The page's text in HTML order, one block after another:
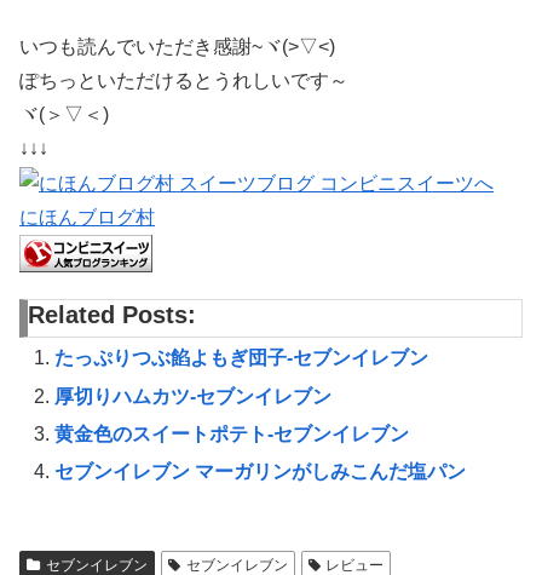
いつも読んでいただき感謝~ヾ(>▽<)
ぽちっといただけるとうれしいです～
ヾ(＞▽＜)
↓↓↓
にほんブログ村
Related Posts:
たっぷりつぶ餡よもぎ団子-セブンイレブン
厚切りハムカツ-セブンイレブン
黄金色のスイートポテト-セブンイレブン
セブンイレブン マーガリンがしみこんだ塩パン
セブンイレブン セブンイレブン
レビュー